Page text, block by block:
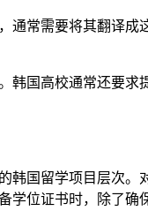
通常需要将其翻译
韩国高校通常还要
韩国留学项目层次
学位证书时，除了